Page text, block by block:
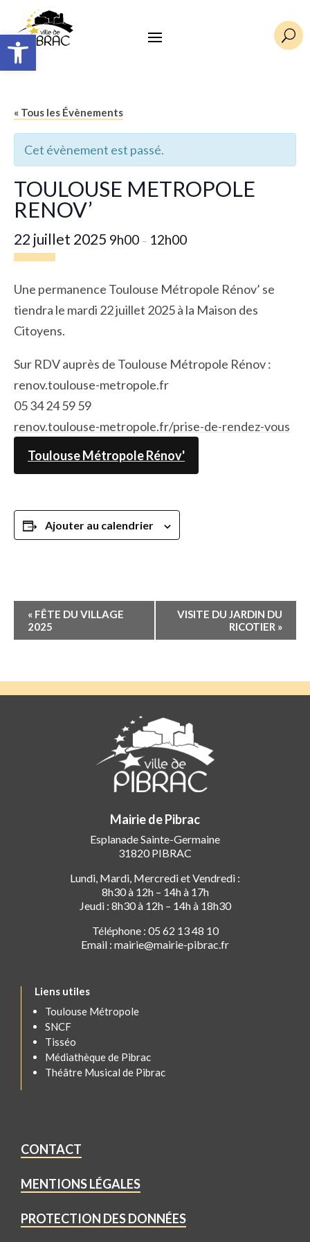
Ouvrir la barre d’outils U
« Tous les Évènements
Cet évènement est passé.
TOULOUSE METROPOLE
RENOV’
22 juillet 2025 9h00 – 12h00
Une permanence Toulouse Métropole Rénov’ se
tiendra le mardi 22 juillet 2025 à la Maison des
Citoyens.
Sur RDV auprès de Toulouse Métropole Rénov :
renov.toulouse-metropole.fr
05 34 24 59 59
renov.toulouse-metropole.fr/prise-de-rendez-vous
Toulouse Métropole Rénov'
Ajouter au calendrier
Navigation
Évènement
« FÊTE DU VILLAGE
2025
VISITE DU JARDIN DU
RICOTIER »
Mairie de Pibrac
Esplanade Sainte-Germaine
31820 PIBRAC
Lundi, Mardi, Mercredi et Vendredi :
8h30 à 12h – 14h à 17h
Jeudi : 8h30 à 12h – 14h à 18h30
Téléphone : 05 62 13 48 10
Email : mairie@mairie-pibrac.fr
Liens utiles
Toulouse Métropole
SNCF
Tisséo
Médiathèque de Pibrac
Théâtre Musical de Pibrac
CONTACT
MENTIONS LÉGALES
PROTECTION DES DONNÉES